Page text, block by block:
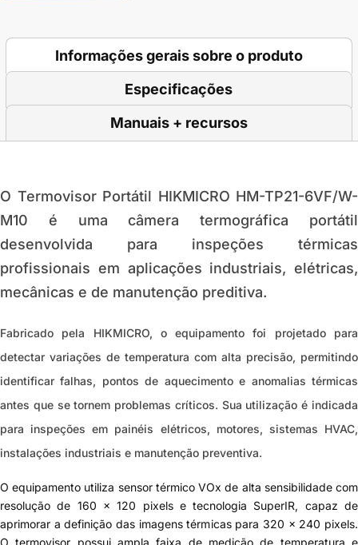
Informações gerais sobre o produto
Especificações
Manuais + recursos
O Termovisor Portátil HIKMICRO HM-TP21-6VF/W-
M10 é uma câmera termográfica portátil
desenvolvida para inspeções térmicas
profissionais em aplicações industriais, elétricas,
mecânicas e de manutenção preditiva.
Fabricado pela HIKMICRO, o equipamento foi projetado para
detectar variações de temperatura com alta precisão, permitindo
identificar falhas, pontos de aquecimento e anomalias térmicas
antes que se tornem problemas críticos. Sua utilização é indicada
para inspeções em painéis elétricos, motores, sistemas HVAC,
instalações industriais e manutenção preventiva.
O equipamento utiliza sensor térmico VOx de alta sensibilidade com
resolução de 160 × 120 pixels e tecnologia SuperIR, capaz de
aprimorar a definição das imagens térmicas para 320 × 240 pixels.